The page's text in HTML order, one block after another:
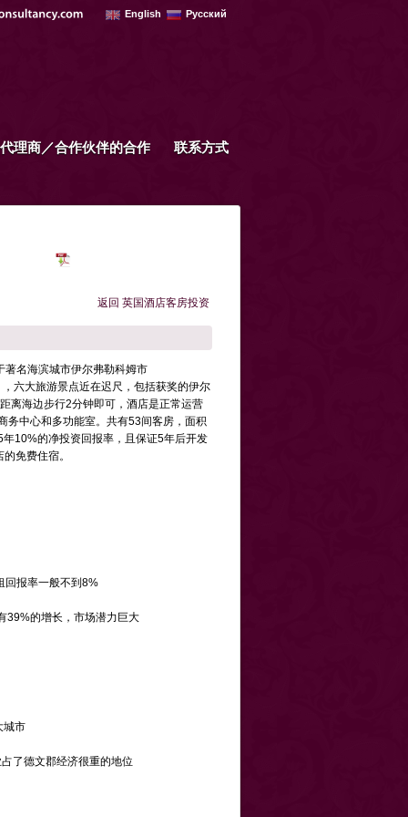
English Русский
代理商／合作伙伴的合作 联系方式
返回 英国酒店客房投资
著名海滨城市伊尔弗勒科姆市
六大旅游景点近在迟尺，包括获奖的伊尔
离海边步行2分钟即可，酒店是正常运营
务中心和多功能室。共有53间客房，面积
10%的净投资回报率，且保证5年后开发
免费住宿。
回报率一般不到8%
39%的增长，市场潜力巨大
城市
了德文郡经济很重的地位